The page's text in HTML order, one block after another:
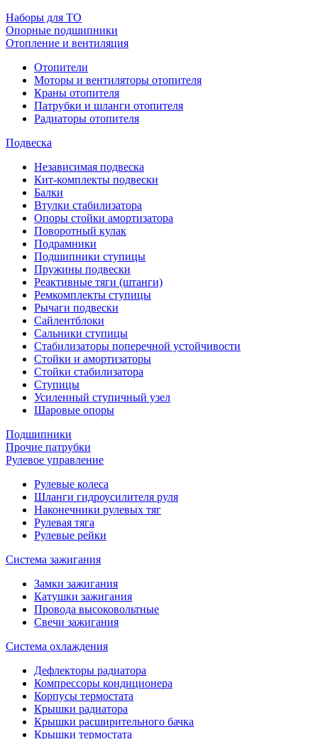
Наборы для ТО
Опорные подшипники
Отопление и вентиляция
Отопители
Моторы и вентиляторы отопителя
Краны отопителя
Патрубки и шланги отопителя
Радиаторы отопителя
Подвеска
Независимая подвеска
Кит-комплекты подвески
Балки
Втулки стабилизатора
Опоры стойки амортизатора
Поворотный кулак
Подрамники
Подшипники ступицы
Пружины подвески
Реактивные тяги (штанги)
Ремкомплекты ступицы
Рычаги подвески
Сайлентблоки
Сальники ступицы
Стабилизаторы поперечной устойчивости
Стойки и амортизаторы
Стойки стабилизатора
Ступицы
Усиленный ступичный узел
Шаровые опоры
Подшипники
Прочие патрубки
Рулевое управление
Рулевые колеса
Шланги гидроусилителя руля
Наконечники рулевых тяг
Рулевая тяга
Рулевые рейки
Система зажигания
Замки зажигания
Катушки зажигания
Провода высоковольтные
Свечи зажигания
Система охлаждения
Дефлекторы радиатора
Компрессоры кондиционера
Корпусы термостата
Крышки радиатора
Крышки расширительного бачка
Крышки термостата